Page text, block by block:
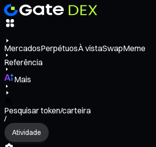
MercadosPerpétuosÀ vistaSwapMeme
Referência
Mais
Pesquisar token/carteira
/
Atividade